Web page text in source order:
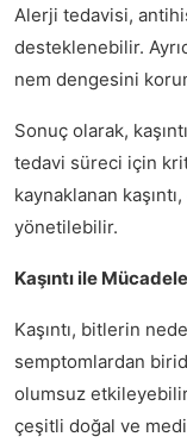
Alerji tedavisi,
desteklenebilir.
nem dengesini
Sonuç olarak,
tedavi süreci için
kaynaklanan
yönetilebilir.
Kaşıntı ile
Kaşıntı, bitlerin
semptomlardan
olumsuz
çeşitli doğal ve